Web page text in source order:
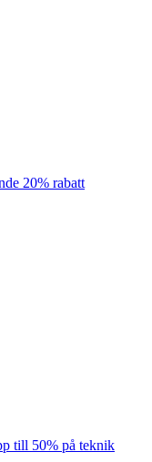
20% rabatt
till 50% på teknik